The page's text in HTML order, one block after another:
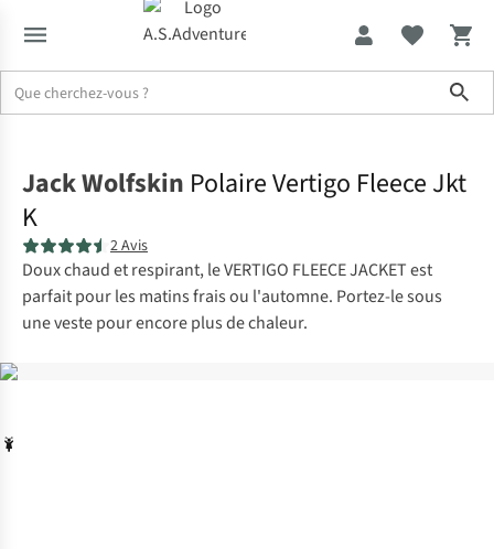
Jack Wolfskin Polaire Vertigo Fleece Jkt
K
2 Avis
Doux chaud et respirant, le VERTIGO FLEECE JACKET est
parfait pour les matins frais ou l'automne. Portez-le sous
une veste pour encore plus de chaleur.